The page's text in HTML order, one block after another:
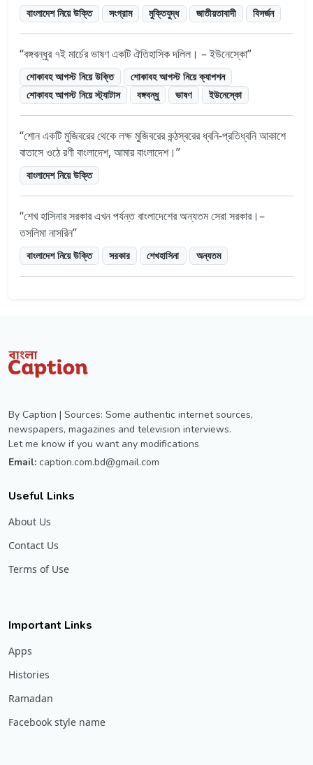
বাংলাদেশ নিয়ে উক্তি সংগ্রাম মুক্তিযুদ্ধ জাতীয়তাবাদী বিসর্জন
বঙ্গবন্ধুর ৭ই মার্চের ভাষণ একটি ঐতিহাসিক দলিল। – ইউনেস্কো
শোকাবহ আগস্ট নিয়ে উক্তি
শোকাবহ আগস্ট নিয়ে ক্যাপশন
শোকাবহ আগস্ট নিয়ে স্ট্যাটাস
বঙ্গবন্ধু ভাষণ ইউনেস্কো
শোন একটি মুজিবরের থেকে লক্ষ মুজিবরের কন্ঠস্বরের ধ্বনি-প্রতিধ্বনি আকাশে
বাতাসে ওঠে রণী বাংলাদেশ, আমার বাংলাদেশ।
বাংলাদেশ নিয়ে উক্তি
শেখ হাসিনার সরকার এখন পর্যন্ত বাংলাদেশের অন্যতম সেরা সরকার।–
তসলিমা নাসরিন
বাংলাদেশ নিয়ে উক্তি সরকার শেখহাসিনা অন্যতম
By Caption | Sources: Some authentic internet sources,
newspapers, magazines and television interviews.
Let me know if you want any modifications
Email: caption.com.bd@gmail.com
Useful Links
About Us
Contact Us
Terms of Use
Important Links
Apps
Histories
Ramadan
Facebook style name